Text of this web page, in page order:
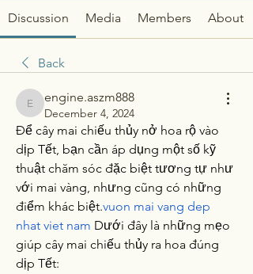
Discussion Media Members About
Back
engine.aszm888
engine.aszm888
December 4, 2024
Để cây mai chiếu thủy nở hoa rộ vào
dịp Tết, bạn cần áp dụng một số kỹ
thuật chăm sóc đặc biệt tương tự như
với mai vàng, nhưng cũng có những
điểm khác biệt.vuon mai vang dep
nhat viet nam Dưới đây là những mẹo
giúp cây mai chiếu thủy ra hoa đúng
dịp Tết: